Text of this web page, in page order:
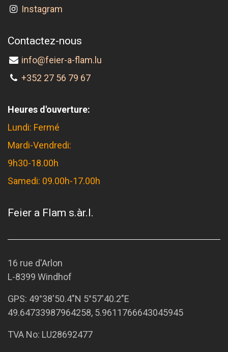
Instagram
Contactez-nous
info@feier-a-flam.lu
+352 27 56 79 67
Heures d'ouverture:
Lundi: Fermé
Mardi-Vendredi:
9h30-18.00h
Samedi: 09.00h-17.00h
Feier a Flam s.àr.l.
16 rue d'Arlon
L-8399 Windhof
GPS: 49°38'50.4"N 5°57'40.2"E
49.64733987964258, 5.9611766643045945
TVA No: LU28692477